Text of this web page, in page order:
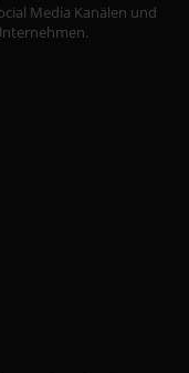
Media Kanälen und